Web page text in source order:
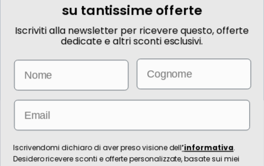
Informazioni
Come prenotare
Informazioni Legali
Le immagini hanno valore puramente illustrativo. I prezzi e le
Per l’erogazione dei servizi di viaggio è responsabile/direzione tecnica
Ignas Tour S.p.A., Largo Cesare Battisti, 28 - 39044 Egna (BZ) - Italia,
su tantissime offerte
Iscriviti alla newsletter per ricevere questo, offerte
dedicate e altri sconti esclusivi.
Name Email
Email
Iscrivendomi dichiaro di aver preso visione dell’informativa.
Desidero ricevere sconti e offerte personalizzate, basate sui miei